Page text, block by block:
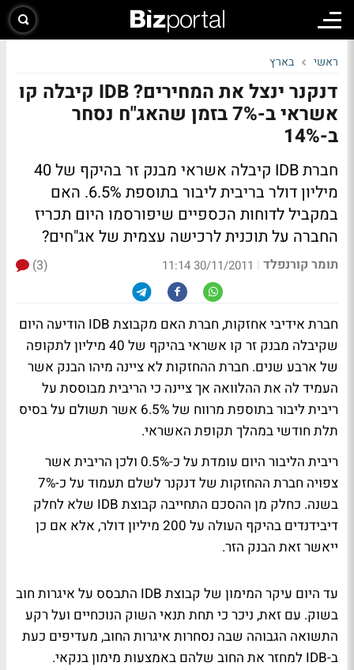
ראשי בארץ
דנקנר ינצל את המחירים? IDB קיבלה קו
אשראי ב-7% בזמן שהאג"ח נסחר
ב-14%
חברת IDB קיבלה אשראי מבנק זר בהיקף של 40
מיליון דולר בריבית ליבור בתוספת 6.5%. האם
במקביל לדוחות הכספיים שיפורסמו היום תכריז
החברה על תוכנית לרכישה עצמית של אג"חים?
תומר קורנפלד |
30/11/2011 11:14
(3)
חברת אידיבי אחזקות, חברת האם מקבוצת IDB הודיעה היום
שקיבלה מבנק זר קו אשראי בהיקף של 40 מיליון לתקופה
של ארבע שנים. חברת ההחזקות לא ציינה מיהו הבנק אשר
העמיד לה את ההלוואה אך ציינה כי הריבית מבוססת על
ריבית ליבור בתוספת מרווח של 6.5% אשר תשולם על בסיס
תלת חודשי במהלך תקופת האשראי.
ריבית הליבור היום עומדת על כ-0.5% ולכן הריבית אשר
צפויה חברת ההחזקות של דנקנר לשלם תעמוד על כ-7%
בשנה. כחלק מן ההסכם התחייבה קבוצת IDB שלא לחלק
דיבידנדים בהיקף העולה על 200 מיליון דולר, אלא אם כן
ייאשר זאת הבנק הזר.
עד היום עיקר המימון של קבוצת IDB התבסס על איגרות חוב
בשוק. עם זאת, ניכר כי תחת תנאי השוק הנוכחיים ועל רקע
התשואה הגבוהה שבה נסחרות איגרות החוב, מעדיפים כעת
ב-IDB למחזר את החוב שלהם באמצעות מימון בנקאי.